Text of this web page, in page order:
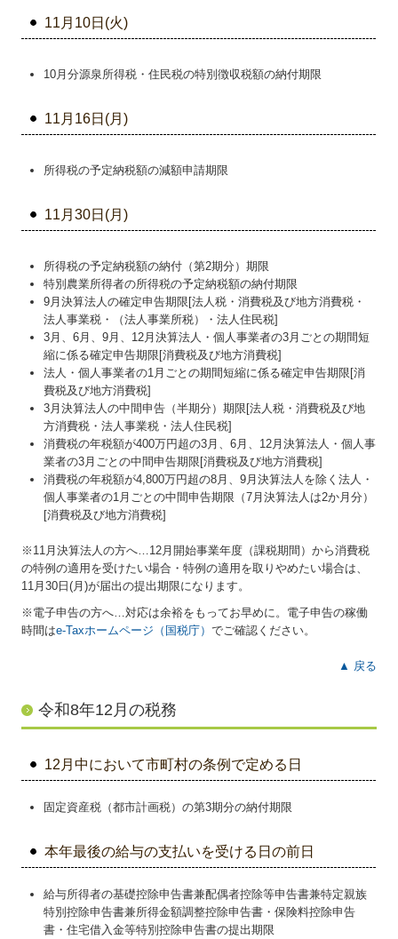
11月10日(火)
10月分源泉所得税・住民税の特別徴収税額の納付期限
11月16日(月)
所得税の予定納税額の減額申請期限
11月30日(月)
所得税の予定納税額の納付（第2期分）期限
特別農業所得者の所得税の予定納税額の納付期限
9月決算法人の確定申告期限[法人税・消費税及び地方消費税・
法人事業税・（法人事業所税）・法人住民税]
3月、6月、9月、12月決算法人・個人事業者の3月ごとの期間短
縮に係る確定申告期限[消費税及び地方消費税]
法人・個人事業者の1月ごとの期間短縮に係る確定申告期限[消
費税及び地方消費税]
3月決算法人の中間申告（半期分）期限[法人税・消費税及び地
方消費税・法人事業税・法人住民税]
消費税の年税額が400万円超の3月、6月、12月決算法人・個人事
業者の3月ごとの中間申告期限[消費税及び地方消費税]
消費税の年税額が4,800万円超の8月、9月決算法人を除く法人・
個人事業者の1月ごとの中間申告期限（7月決算法人は2か月分）
[消費税及び地方消費税]
※11月決算法人の方へ…12月開始事業年度（課税期間）から消費税
の特例の適用を受けたい場合・特例の適用を取りやめたい場合は、
11月30日(月)が届出の提出期限になります。
※電子申告の方へ…対応は余裕をもってお早めに。電子申告の稼働
時間はe-Taxホームページ（国税庁）でご確認ください。
▲ 戻る
令和8年12月の税務
12月中において市町村の条例で定める日
固定資産税（都市計画税）の第3期分の納付期限
本年最後の給与の支払いを受ける日の前日
給与所得者の基礎控除申告書兼配偶者控除等申告書兼特定親族
特別控除申告書兼所得金額調整控除申告書・保険料控除申告
書・住宅借入金等特別控除申告書の提出期限